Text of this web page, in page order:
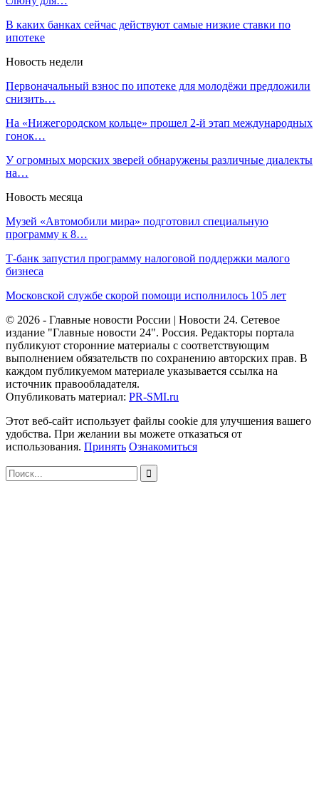
В каких банках сейчас действуют самые низкие ставки по
ипотеке
Новость недели
Первоначальный взнос по ипотеке для молодёжи предложили
снизить…
На «Нижегородском кольце» прошел 2‑й этап международных
гонок…
У огромных морских зверей обнаружены различные диалекты
на…
Новость месяца
Музей «Автомобили мира» подготовил специальную
программу к 8…
Т-банк запустил программу налоговой поддержки малого
бизнеса
Московской службе скорой помощи исполнилось 105 лет
© 2026 - Главные новости России | Новости 24. Сетевое
издание "Главные новости 24". Россия. Редакторы портала
публикуют сторонние материалы с соответствующим
выполнением обязательств по сохранению авторских прав. В
каждом публикуемом материале указывается ссылка на
источник правообладателя.
Опубликовать материал: PR-SMI.ru
Этот веб-сайт использует файлы cookie для улучшения вашего
удобства. При желании вы можете отказаться от
использования. Принять Ознакомиться